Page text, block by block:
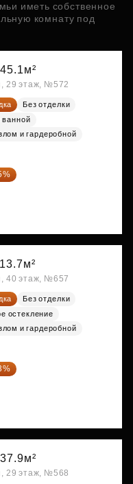
иметь собственное
комнату под
29 этаж, №572
Без отделки
ванной
и гардеробной
40 этаж, №657
Без отделки
остекление
и гардеробной
29 этаж, №568